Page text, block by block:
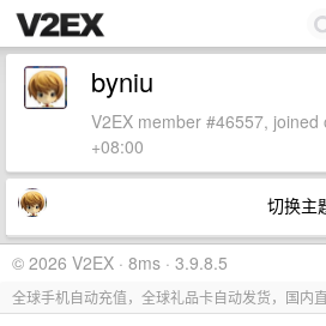
byniu
V2EX member #46557,
+08:00
切换主
© 2026 V2EX · 8ms · 3.9.8.5
全球手机自动充值，全球礼品卡自动发货，国内